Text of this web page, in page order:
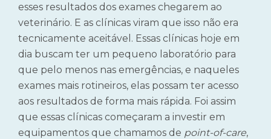
esses resultados dos exames chegarem ao
veterinário. E as clínicas viram que isso não era
tecnicamente aceitável. Essas clínicas hoje em
dia buscam ter um pequeno laboratório para
que pelo menos nas emergências, e naqueles
exames mais rotineiros, elas possam ter acesso
aos resultados de forma mais rápida. Foi assim
que essas clínicas começaram a investir em
equipamentos que chamamos de point-of-care,